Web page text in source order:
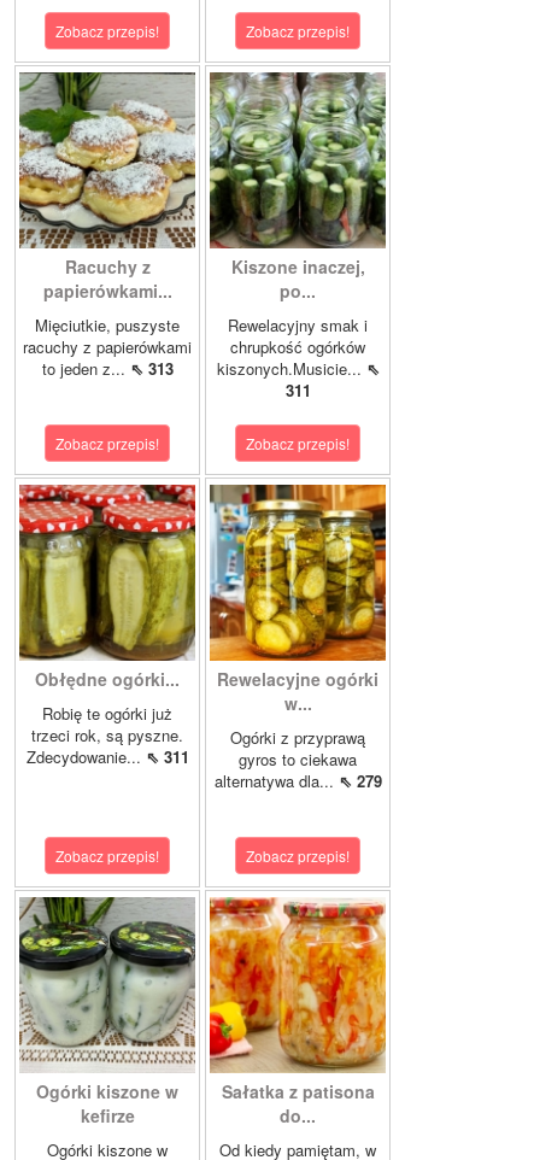
Zobacz przepis! Zobacz przepis!
Racuchy z
papierówkami...
Mięciutkie, puszyste
racuchy z papierówkami
to jeden z... ⇖ 313
Zobacz przepis!
Kiszone inaczej,
po...
Rewelacyjny smak i
chrupkość ogórków
kiszonych.Musicie... ⇖
311
Zobacz przepis!
Obłędne ogórki...
Robię te ogórki już
trzeci rok, są pyszne.
Zdecydowanie... ⇖ 311
Zobacz przepis!
Rewelacyjne ogórki
w...
Ogórki z przyprawą
gyros to ciekawa
alternatywa dla... ⇖ 279
Zobacz przepis!
Ogórki kiszone w
kefirze
Ogórki kiszone w
Sałatka z patisona
do...
Od kiedy pamiętam, w